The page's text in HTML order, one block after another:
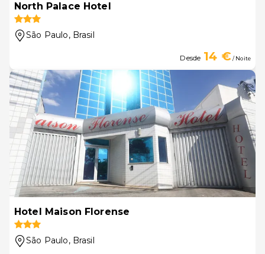
North Palace Hotel
São Paulo, Brasil
Desde 14 €/ Noite
Hotel Maison Florense
São Paulo, Brasil